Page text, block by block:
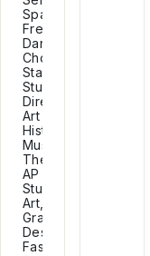
Spanish,
French,
Dance
Choreography,
Stage,
Student
Directing,
Art
History,
Music
Theory,
AP
Studio
Art,
Graphic
Design,
Fashion